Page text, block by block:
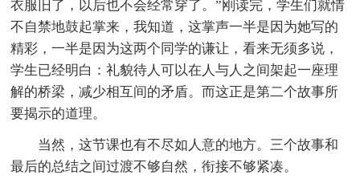
衣服旧了，以后也不会经常穿了。”刚读完，学生们就情
不自禁地鼓起掌来，我知道，这掌声一半是因为她写的
精彩，一半是因为这两个同学的谦让，看来无须多说，
学生已经明白：礼貌待人可以在人与人之间架起一座理
解的桥梁，减少相互间的矛盾。而这正是第二个故事所
要揭示的道理。
当然，这节课也有不尽如人意的地方。三个故事和
最后的总结之间过渡不够自然，衔接不够紧凑。